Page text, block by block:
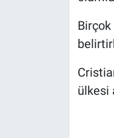
Birçok
ülkesi